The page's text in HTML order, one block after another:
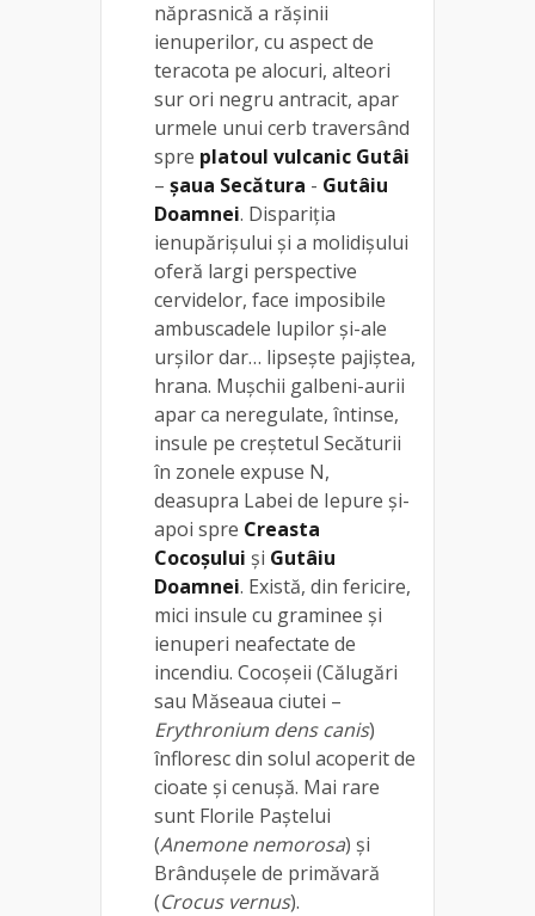
năprasnică a rășinii
ienuperilor, cu aspect de
teracota pe alocuri, alteori
sur ori negru antracit, apar
urmele unui cerb traversând
spre platoul vulcanic Gutâi
– șaua Secătura - Gutâiu
Doamnei. Dispariția
ienupărișului și a molidișului
oferă largi perspective
cervidelor, face imposibile
ambuscadele lupilor și-ale
urșilor dar… lipsește pajiștea,
hrana. Mușchii galbeni-aurii
apar ca neregulate, întinse,
insule pe creștetul Secăturii
în zonele expuse N,
deasupra Labei de Iepure și-
apoi spre Creasta
Cocoșului și Gutâiu
Doamnei. Există, din fericire,
mici insule cu graminee și
ienuperi neafectate de
incendiu. Cocoșeii (Călugări
sau Măseaua ciutei –
Erythronium dens canis)
înfloresc din solul acoperit de
cioate și cenușă. Mai rare
sunt Florile Paștelui
(Anemone nemorosa) și
Brândușele de primăvară
(Crocus vernus).